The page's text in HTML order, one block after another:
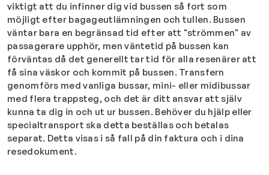
viktigt att du infinner dig vid bussen så fort som
möjligt efter bagageutlämningen och tullen. Bussen
väntar bara en begränsad tid efter att "strömmen" av
passagerare upphör, men väntetid på bussen kan
förväntas då det generellt tar tid för alla resenärer att
få sina väskor och kommit på bussen. Transfern
genomförs med vanliga bussar, mini- eller midibussar
med flera trappsteg, och det är ditt ansvar att själv
kunna ta dig in och ut ur bussen. Behöver du hjälp eller
specialtransport ska detta beställas och betalas
separat. Detta visas i så fall på din faktura och i dina
resedokument.